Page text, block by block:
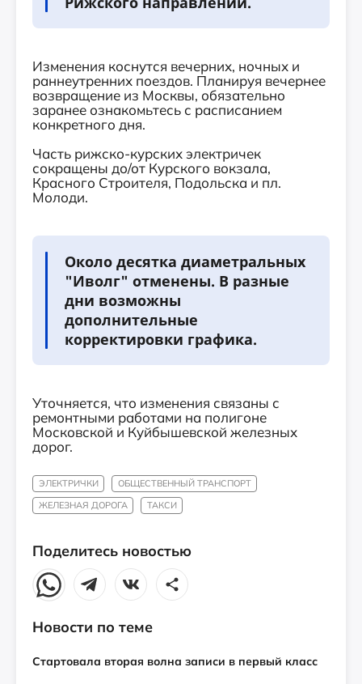
Изменения коснутся вечерних, ночных и
раннеутренних поездов. Планируя вечернее
возвращение из Москвы, обязательно
заранее ознакомьтесь с расписанием
конкретного дня.
Часть рижско-курских электричек
сокращены до/от Курского вокзала,
Красного Строителя, Подольска и пл.
Молоди.
Около десятка диаметральных
"Иволг" отменены. В разные
дни возможны
дополнительные
корректировки графика.
Уточняется, что изменения связаны с
ремонтными работами на полигоне
Московской и Куйбышевской железных
дорог.
ЭЛЕКТРИЧКИ
ОБЩЕСТВЕННЫЙ ТРАНСПОРТ
ЖЕЛЕЗНАЯ ДОРОГА
ТАКСИ
Поделитесь новостью
Новости по теме
Стартовала вторая волна записи в первый класс